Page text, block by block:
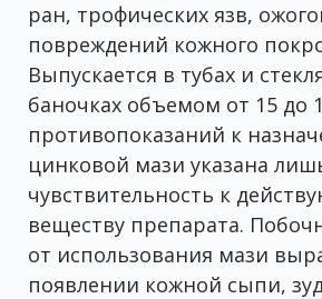
ран, трофических язв,
повреждений кожного
Выпускается в тубах и
баночках объемом от 15 до
противопоказаний к
цинковой мази указана
чувствительность к
веществу препарата.
от использования мази
появлении кожной сыпи,